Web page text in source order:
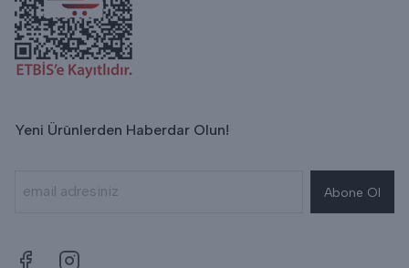
Yeni Ürünlerden Haberdar Olun!
Abone Ol